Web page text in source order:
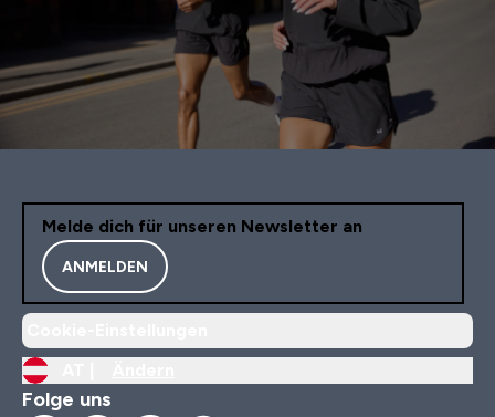
Melde dich für unseren Newsletter an
ANMELDEN
Folge uns